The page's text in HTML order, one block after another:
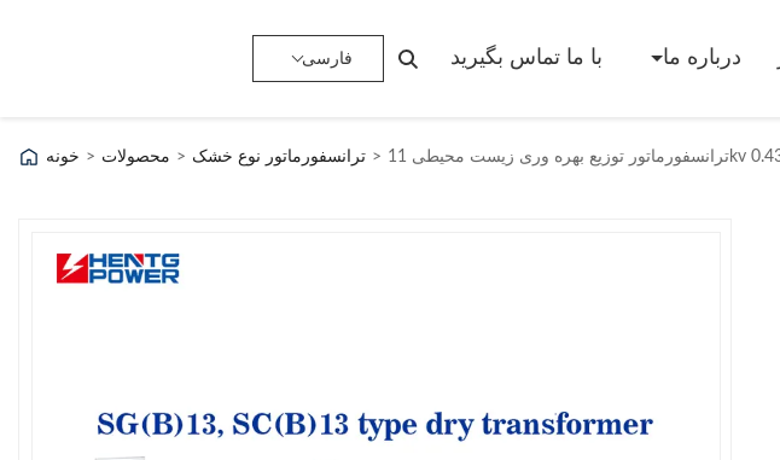
درباره ما با ما تماس بگیرید فارسی
خونه > محصولات > ترانسفورماتور نوع خشک >